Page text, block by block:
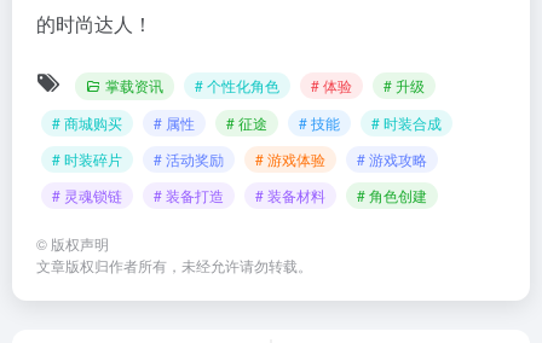
的时尚达人！
掌载资讯 # 个性化角色 # 体验
# 升级
# 商城购买
# 属性 # 征途 # 技能
# 时装合成
# 时装碎片
# 活动奖励 # 游戏体验
# 游戏攻略
# 灵魂锁链
# 装备打造 # 装备材料 # 角色创建
© 版权声明
文章版权归作者所有，未经允许请勿转载。